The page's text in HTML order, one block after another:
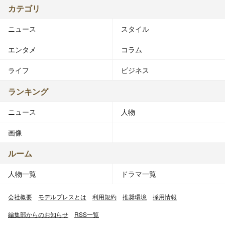
カテゴリ
ニュース スタイル
エンタメ コラム
ライフ ビジネス
ランキング
ニュース 人物
画像
ルーム
人物一覧 ドラマ一覧
会社概要 モデルプレスとは 利用規約 推奨環境 採用情報
編集部からのお知らせ RSS一覧